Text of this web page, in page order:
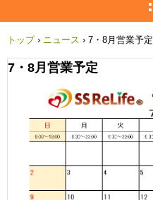
トップ › ニュース › 7・8月営業予定
7・8月営業予定